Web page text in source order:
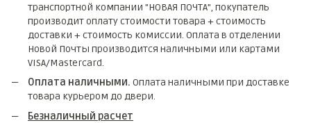
транспортной компании "НОВАЯ ПОЧТА", покупатель
производит оплату стоимости товара + стоимость
доставки + стоимость комиссии. Оплата в отделении
Новой Почты производится наличными или картами
VISA/Mastercard.
Оплата наличными. Оплата наличными при доставке
товара курьером до двери.
Безналичный расчет